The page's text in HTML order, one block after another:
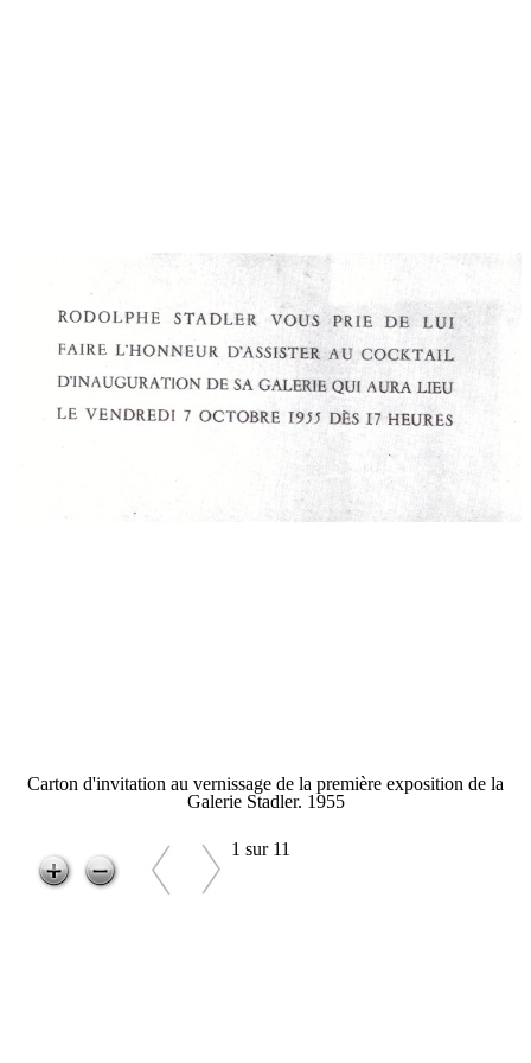
Carton d'invitation au vernissage de la première exposition de la
Galerie Stadler. 1955
1 sur 11